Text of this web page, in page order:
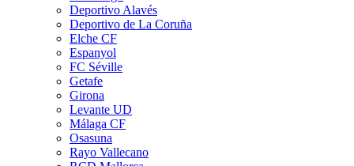
Deportivo Alavés
Deportivo de La Coruña
Elche CF
Espanyol
FC Séville
Getafe
Girona
Levante UD
Málaga CF
Osasuna
Rayo Vallecano